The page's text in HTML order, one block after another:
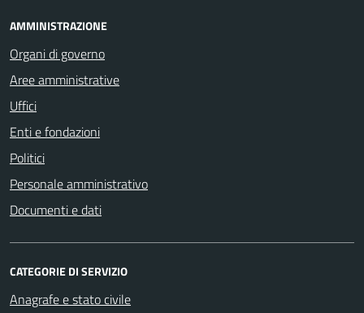
AMMINISTRAZIONE
Organi di governo
Aree amministrative
Uffici
Enti e fondazioni
Politici
Personale amministrativo
Documenti e dati
CATEGORIE DI SERVIZIO
Anagrafe e stato civile